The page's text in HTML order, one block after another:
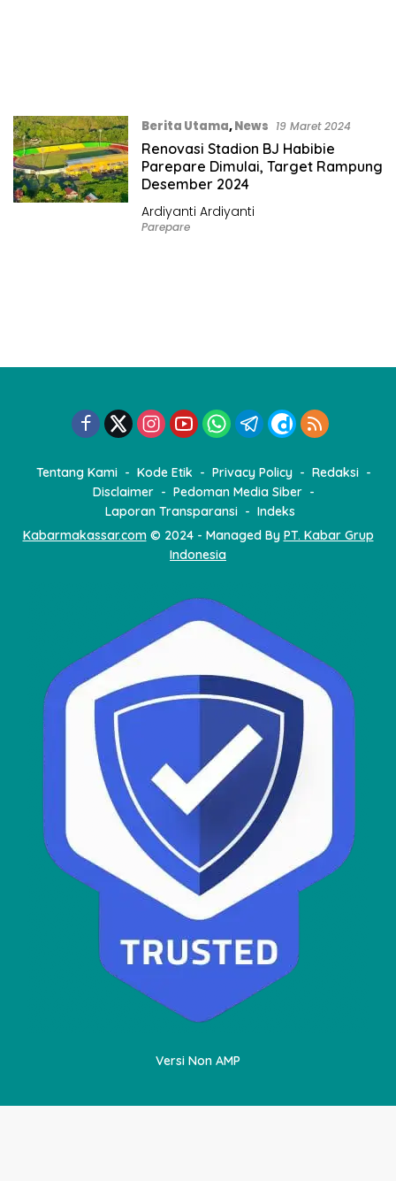
Berita Utama,News 19 Maret 2024
Renovasi Stadion BJ Habibie
Parepare Dimulai, Target Rampung
Desember 2024
Ardiyanti Ardiyanti
Parepare
Tentang Kami Kode Etik Privacy Policy
Redaksi
Disclaimer
Pedoman Media Siber
Laporan Transparansi
Indeks
Kabarmakassar.com© 2024 - Managed By PT. Kabar Grup
Indonesia
Versi Non AMP